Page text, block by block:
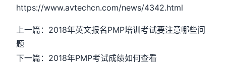
https://www.avtechcn.com/news/4342.html
上一篇：2018年英文报名PMP培训考试要注意哪些问
题
下一篇：2018年PMP考试成绩如何查看